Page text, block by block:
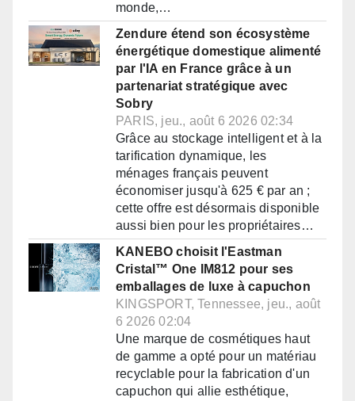
monde,…
Zendure étend son écosystème
énergétique domestique alimenté
par l'IA en France grâce à un
partenariat stratégique avec
Sobry
PARIS, jeu., août 6 2026 02:34
Grâce au stockage intelligent et à la
tarification dynamique, les
ménages français peuvent
économiser jusqu'à 625 € par an ;
cette offre est désormais disponible
aussi bien pour les propriétaires…
KANEBO choisit l'Eastman
Cristal™ One IM812 pour ses
emballages de luxe à capuchon
KINGSPORT, Tennessee, jeu., août
6 2026 02:04
Une marque de cosmétiques haut
de gamme a opté pour un matériau
recyclable pour la fabrication d'un
capuchon qui allie esthétique,